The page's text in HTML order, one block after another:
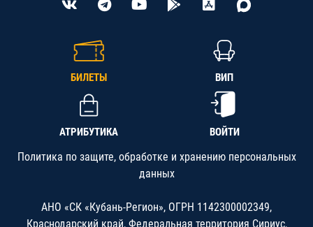
БИЛЕТЫ ВИП
АТРИБУТИКА ВОЙТИ
Политика по защите, обработке и хранению персональных
данных
АНО «СК «Кубань-Регион», ОГРН 1142300002349,
Краснодарский край, Федеральная территория Сириус,